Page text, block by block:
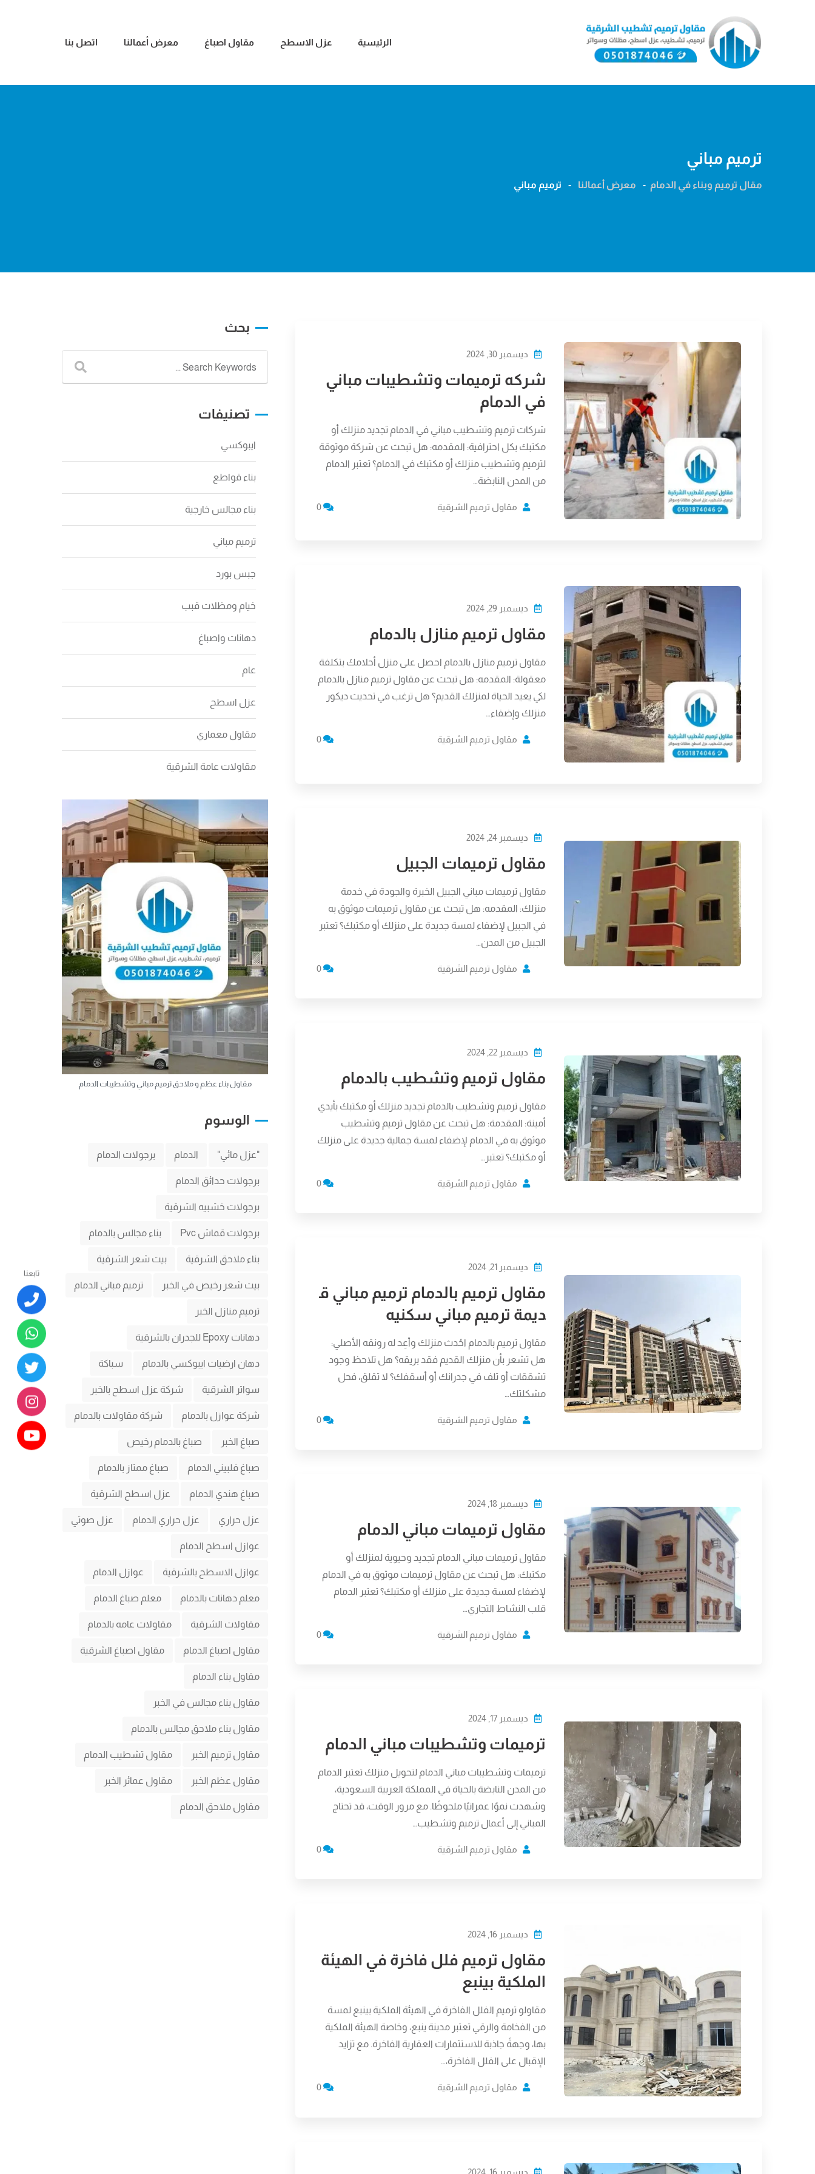
الرئيسية عزل الاسطح مقاول اصباغ معرض أعمالنا اتصل بنا
ترميم مباني
مقال ترميم وبناء في الدمام - معرض أعمالنا - ترميم مباني
ديسمبر 30, 2024
شركه ترميمات وتشطيبات مباني
في الدمام
شركات ترميم وتشطيب مباني في الدمام تجديد منزلك أو
مكتبك بكل احترافية: المقدمه: هل تبحث عن شركة موثوقة
لترميم وتشطيب منزلك أو مكتبك في الدمام؟ تعتبر الدمام
من المدن النابضة…
مقاول ترميم الشرقية 0
ديسمبر 29, 2024
مقاول ترميم منازل بالدمام
مقاول ترميم منازل بالدمام احصل على منزل أحلامك بتكلفة
معقولة: المقدمه: هل تبحث عن مقاول ترميم منازل بالدمام
لكي يعيد الحياة لمنزلك القديم؟ هل ترغب في تحديث ديكور
منزلك وإضفاء…
مقاول ترميم الشرقية 0
ديسمبر 24, 2024
مقاول ترميمات الجبيل
مقاول ترميمات مباني الجبيل الخبرة والجودة في خدمة
منزلك: المقدمه: هل تبحث عن مقاول ترميمات موثوق به
في الجبيل لإضفاء لمسة جديدة على منزلك أو مكتبك؟ تعتبر
الجبيل من المدن…
مقاول ترميم الشرقية 0
ديسمبر 22, 2024
مقاول ترميم وتشطيب بالدمام
مقاول ترميم وتشطيب بالدمام تجديد منزلك أو مكتبك بأيدي
أمينة: المقدمة: هل تبحث عن مقاول ترميم وتشطيب
موثوق به في الدمام لإضفاء لمسة جمالية جديدة على منزلك
أو مكتبك؟ تعتبر…
مقاول ترميم الشرقية 0
ديسمبر 21, 2024
مقاول ترميم بالدمام ترميم مباني ق
ديمة ترميم مباني سكنيه
مقاول ترميم بالدمام احُدث منزلك وأعِد له رونقه الأصلي:
هل تشعر بأن منزلك القديم فقد بريقه؟ هل تلاحظ وجود
تشققات أو تلف في جدرانك أو أسقفك؟ لا تقلق، فحل
مشكلتك…
مقاول ترميم الشرقية 0
ديسمبر 18, 2024
مقاول ترميمات مباني الدمام
مقاول ترميمات مباني الدمام تجديد وحيوية لمنزلك أو
مكتبك: هل تبحث عن مقاول ترميمات موثوق به في الدمام
لإضفاء لمسة جديدة على منزلك أو مكتبك؟ تعتبر الدمام
قلب النشاط التجاري…
مقاول ترميم الشرقية 0
ديسمبر 17, 2024
ترميمات وتشطيبات مباني الدمام
ترميمات وتشطيبات مباني الدمام لتحويل منزلك تعتبر الدمام
من المدن النابضة بالحياة في المملكة العربية السعودية،
وشهدت نموًا عمرانيًا ملحوظًا. مع مرور الوقت، قد تحتاج
المباني إلى أعمال ترميم وتشطيب…
مقاول ترميم الشرقية 0
ديسمبر 16, 2024
مقاول ترميم فلل فاخرة في الهيئة
الملكية بينبع
مقاولو ترميم الفلل الفاخرة في الهيئة الملكية بينبع لمسة
من الفخامة والرقي تعتبر مدينة ينبع، وخاصة الهيئة الملكية
بها، وجهةً جاذبة للاستثمارات العقارية الفاخرة. مع تزايد
الإقبال على الفلل الفاخرة،…
مقاول ترميم الشرقية 0
ديسمبر 16, 2024
بحث
تصنيفات
ايبوكسي
بناء قواطع
بناء مجالس خارجية
ترميم مباني
جبس بورد
خيام ومظلات قبب
دهانات واصباغ
عام
عزل اسطح
مقاول معماري
مقاولات عامة الشرقية
مقاول بناء عظم و ملاحق ترميم مباني وتشطيبات الدمام
الوسوم
"عزل مائي" الدمام برجولات الدمام
برجولات حدائق الدمام
برجولات خشبيه الشرقية
برجولات قماش Pvc بناء مجالس بالدمام
بناء ملاحق الشرقية بيت شعر الشرقية
بيت شعر رخيص في الخبر ترميم مباني الدمام
ترميم منازل الخبر
دهانات Epoxy للجدران بالشرقية
دهان ارضيات ايبوكسي بالدمام سباكة
سواتر الشرقية شركة عزل اسطح بالخبر
شركة عوازل بالدمام شركة مقاولات بالدمام
صباغ الخبر صباغ بالدمام رخيص
صباغ فلبيني الدمام صباغ ممتاز بالدمام
صباغ هندي الدمام عزل اسطح الشرقية
عزل حراري عزل حراري الدمام عزل صوتي
عوازل اسطح الدمام
عوازل الاسطح بالشرقية عوازل الدمام
معلم دهانات بالدمام معلم صباغ الدمام
مقاولات الشرقية مقاولات عامه بالدمام
مقاول اصباغ الدمام مقاول اصباغ الشرقية
مقاول بناء الدمام
مقاول بناء مجالس في الخبر
مقاول بناء ملاحق مجالس بالدمام
مقاول ترميم الخبر مقاول تشطيب الدمام
مقاول عظم الخبر مقاول عمائر الخبر
مقاول ملاحق الدمام
تابعنا